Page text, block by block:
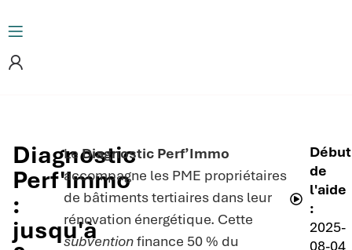
Diagnostic
Perf'Immo
:
jusqu'à
LeDiagnostic Perf’Immo
accompagne les PME propriétaires
de bâtiments tertiaires dans leur
rénovation énergétique. Cette
subventionfinance 50 % du
Début
de
l'aide
:
2025-
08-04